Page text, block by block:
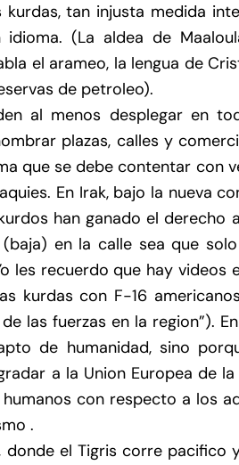
tan injusta medida
(La aldea de
el arameo, la lengua de
de petroleo).
al menos desplegar en
plazas, calles y
que se debe contentar con
En Irak, bajo la nueva
han ganado el derecho
en la calle sea que
les recuerdo que hay videos
kurdas con F-16
las fuerzas en la region”).
de humanidad, sino
a la Union Europea de
con respecto a los
.
el Tigris corre pacifico